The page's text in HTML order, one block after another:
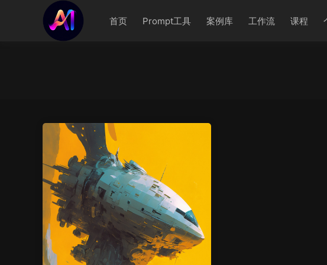
首页 Prompt工具 案例库 工作流 课程